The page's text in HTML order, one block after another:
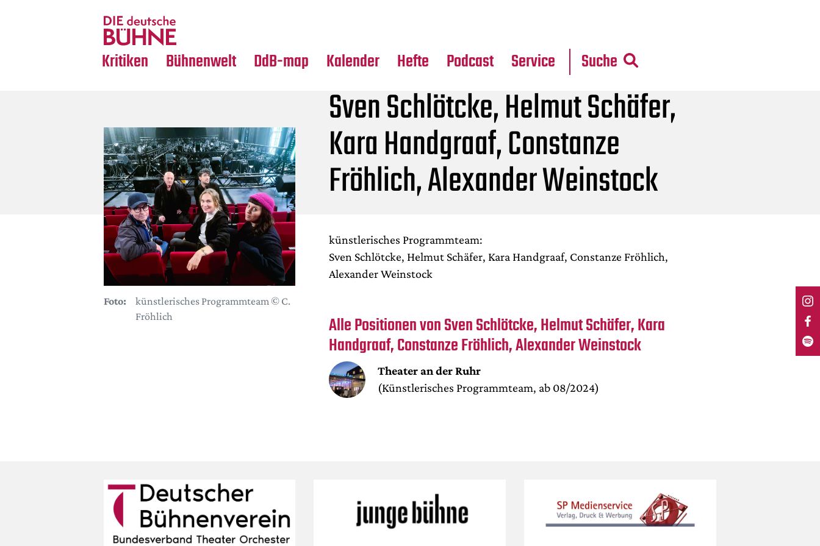
Kritiken
Crossover
Bühnenwelt
Medientipps
DdB-map Kalender Hefte Podcast Service Suche
Foto:
künstlerisches Programmteam © C.
Fröhlich
Sven Schlötcke, Helmut Schäfer,
Kara Handgraaf, Constanze
Fröhlich, Alexander Weinstock
künstlerisches Programmteam:
Sven Schlötcke, Helmut Schäfer, Kara Handgraaf, Constanze Fröhlich,
Alexander Weinstock
Alle Positionen von Sven Schlötcke, Helmut Schäfer, Kara
Handgraaf, Constanze Fröhlich, Alexander Weinstock
Theater an der Ruhr
(Künstlerisches Programmteam, ab 08/2024)